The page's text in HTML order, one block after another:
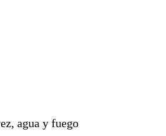
agua y fuego